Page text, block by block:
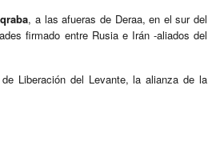
, a las afueras de Deraa, en el sur del
firmado entre Rusia e Irán -aliados del
Liberación del Levante, la alianza de la